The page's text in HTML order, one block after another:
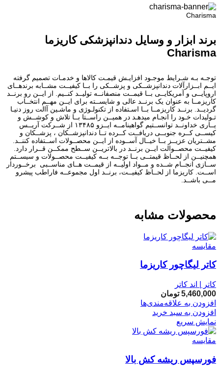
Charisma
برند ابزار و وسایل دندانپزشکی کاریزما
Charisma
توجـه بـه شـرایط موجـود افزایـش قیمـت کالاها و خدمـات تصمیم گرفته
ایــم ابــزارآلات دندانپزشــکی و پزشــکی را بــا کیفیــت مشــابه برندهــای
اروپایــی و آمریکایــی بــا قیمــت منصفانــه تولیــد کنــیم. از ایــن رو برنــد
کاریزمــا به عنوان یک برنــد عالی و شایســته برای ایــن مهــم انتخــاب
گردیــد. برنــد کاریزمــا بــا اسـتفاده از تکنولـوژی و ماشـین آالت روز دنیـا
تـولیدات خـود را انجـام میدهـد در همیــن راســتا بــا تلاش و کوشــش و
یــاری خداونــد توانســتیم گواهینامــه ایــزو ۱۳۴۸۵ از شــرکت آریــس
کیســی کــره جنوبــی دریافــت کــرده تــا دندانپزشــکان ، پزشــکان و
مشــتریان عزیــز بــا خیــال آســوده از ایــن محصــولات اســتفاده کننــد.
کیفیــت محصــوالت ایــن برنــد در بالاتریــن ســطح ممکــن قــرار دارد.
همچنیــن از لحــاظ قیمتــی بــا توجــه بــه کیفیــت محصــولات و سیســتم
ســازی انجــام شــده و مــواد اولیــه از قیمــت هــای مناســبی برخــوردار
اســت. کاریزما از لحــاظ کیفیــت، برنــد اول مجموعــه فاراطب پیشرو
مــی باشــد.
محصولات مشابه
مقایسه
کاتر لیگاچور کاریزما
کاتر | اند کاتر
5,460,000 تومان
افزودن به علاقه‌مندی‌ها
افزودن به سبد خرید
نمایش سریع
مقایسه
فورسپس ریشه کش بالا